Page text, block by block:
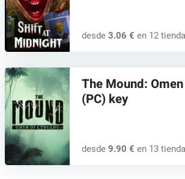
desde 3.06 € en 12
The Mound:
(PC) key
desde 9.90 € en 13